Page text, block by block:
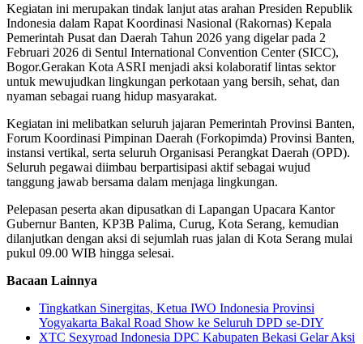
Kegiatan ini merupakan tindak lanjut atas arahan Presiden Republik
Indonesia dalam Rapat Koordinasi Nasional (Rakornas) Kepala
Pemerintah Pusat dan Daerah Tahun 2026 yang digelar pada 2
Februari 2026 di Sentul International Convention Center (SICC),
Bogor.Gerakan Kota ASRI menjadi aksi kolaboratif lintas sektor
untuk mewujudkan lingkungan perkotaan yang bersih, sehat, dan
nyaman sebagai ruang hidup masyarakat.
Kegiatan ini melibatkan seluruh jajaran Pemerintah Provinsi Banten,
Forum Koordinasi Pimpinan Daerah (Forkopimda) Provinsi Banten,
instansi vertikal, serta seluruh Organisasi Perangkat Daerah (OPD).
Seluruh pegawai diimbau berpartisipasi aktif sebagai wujud
tanggung jawab bersama dalam menjaga lingkungan.
Pelepasan peserta akan dipusatkan di Lapangan Upacara Kantor
Gubernur Banten, KP3B Palima, Curug, Kota Serang, kemudian
dilanjutkan dengan aksi di sejumlah ruas jalan di Kota Serang mulai
pukul 09.00 WIB hingga selesai.
Bacaan Lainnya
Tingkatkan Sinergitas, Ketua IWO Indonesia Provinsi
Yogyakarta Bakal Road Show ke Seluruh DPD se-DIY
XTC Sexyroad Indonesia DPC Kabupaten Bekasi Gelar Aksi